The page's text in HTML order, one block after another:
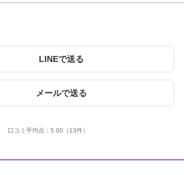
LINEで送る
メールで送る
口コミ平均点： 5.00 （13件）